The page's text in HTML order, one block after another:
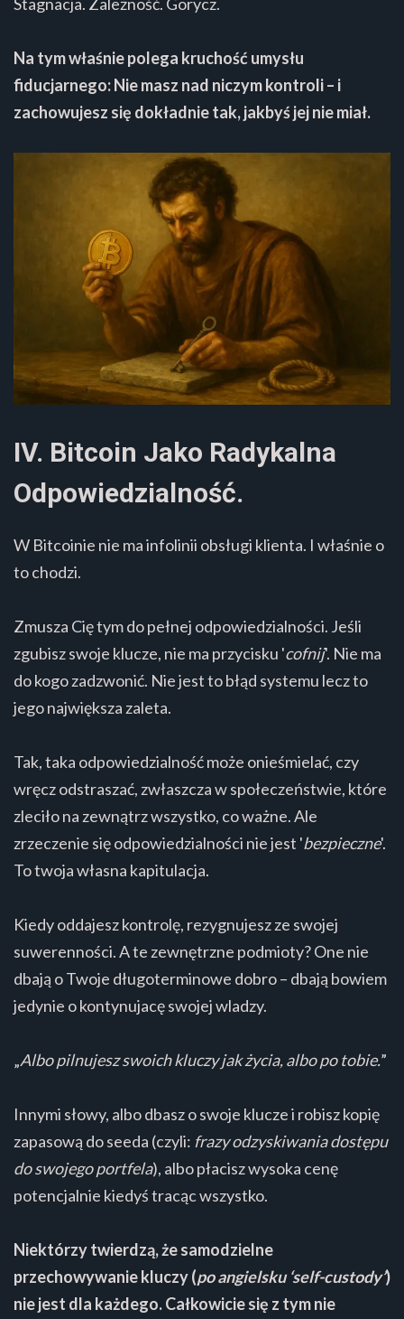
Na tym właśnie polega kruchość umysłu
fiducjarnego: Nie masz nad niczym kontroli – i
zachowujesz się dokładnie tak, jakbyś jej nie miał.
IV. Bitcoin Jako Radykalna
Odpowiedzialność.
W Bitcoinie nie ma infolinii obsługi klienta. I właśnie o
to chodzi.
Zmusza Cię tym do pełnej odpowiedzialności. Jeśli
zgubisz swoje klucze, nie ma przycisku 'cofnij'. Nie ma
do kogo zadzwonić. Nie jest to błąd systemu lecz to
jego największa zaleta.
Tak, taka odpowiedzialność może onieśmielać, czy
wręcz odstraszać, zwłaszcza w społeczeństwie, które
zleciło na zewnątrz wszystko, co ważne. Ale
zrzeczenie się odpowiedzialności nie jest 'bezpieczne'.
To twoja własna kapitulacja.
Kiedy oddajesz kontrolę, rezygnujesz ze swojej
suwerenności. A te zewnętrzne podmioty? One nie
dbają o Twoje długoterminowe dobro – dbają bowiem
jedynie o kontynujacę swojej wladzy.
„Albo pilnujesz swoich kluczy jak życia, albo po tobie.”
Innymi słowy, albo dbasz o swoje klucze i robisz kopię
zapasową do seeda (czyli: frazy odzyskiwania dostępu
do swojego portfela), albo płacisz wysoka cenę
potencjalnie kiedyś tracąc wszystko.
Niektórzy twierdzą, że samodzielne
przechowywanie kluczy (po angielsku ‘self-custody’)
nie jest dla każdego. Całkowicie się z tym nie